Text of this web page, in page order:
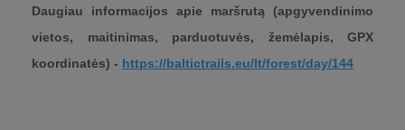
Daugiau informacijos apie maršrutą (apgyvendinimo
vietos, maitinimas, parduotuvės, žemėlapis, GPX
koordinatės) - https://baltictrails.eu/lt/forest/day/144